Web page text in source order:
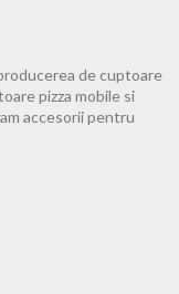
de cuptoare
pizza mobile si
accesorii pentru